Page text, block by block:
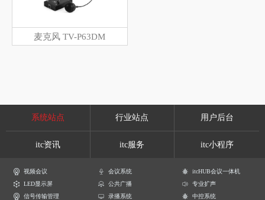
麦克风 TV-P63DM
系统站点 行业站点 用户后台
itc资讯 itc服务 itc小程序
视频会议 会议系统
itcHUB会议一体机
LED显示屏
公共广播
专业扩声
信号传输管理
录播系统
中控系统